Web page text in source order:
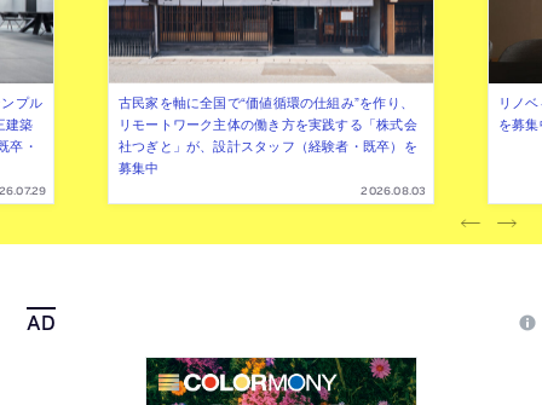
プル
建築
卒・
古民家を軸に全国で“価値循環の仕組み”を作り、
リモートワーク主体の働き方を実践する「株式会
社つぎと」が、設計スタッフ（経験者・既卒）を
募集中
2026.08.03
リノ
を募